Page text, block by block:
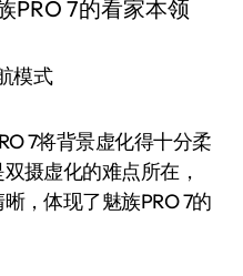
模式
7将背景虚化得十分柔
摄虚化的难点所在，
，体现了魅族PRO 7的